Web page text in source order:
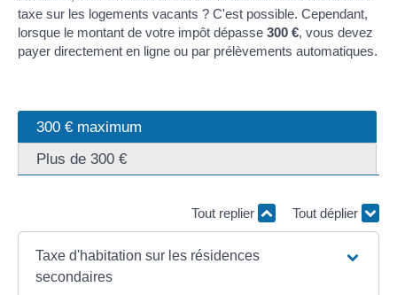
taxe sur les logements vacants ? C'est possible. Cependant,
lorsque le montant de votre impôt dépasse 300 €, vous devez
payer directement en ligne ou par prélèvements automatiques.
300 € maximum
Plus de 300 €
Tout replier Tout déplier
Taxe d'habitation sur les résidences
secondaires